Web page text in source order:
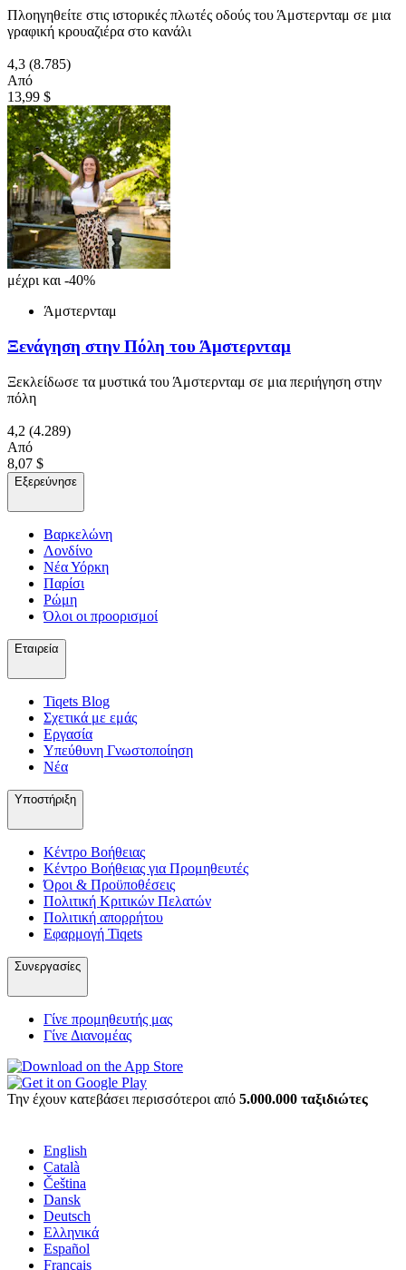
Πλοηγηθείτε στις ιστορικές πλωτές οδούς του Άμστερνταμ σε μια
γραφική κρουαζιέρα στο κανάλι
4,3 (8.785)
Από
13,99 $
μέχρι και -40%
Άμστερνταμ
Ξενάγηση στην Πόλη του Άμστερνταμ
Ξεκλείδωσε τα μυστικά του Άμστερνταμ σε μια περιήγηση στην
πόλη
4,2 (4.289)
Από
8,07 $
Εξερεύνησε
Βαρκελώνη
Λονδίνο
Νέα Υόρκη
Παρίσι
Ρώμη
Όλοι οι προορισμοί
Εταιρεία
Tiqets Βlog
Σχετικά με εμάς
Εργασία
Υπεύθυνη Γνωστοποίηση
Νέα
Υποστήριξη
Κέντρο Βοήθειας
Κέντρο Βοήθειας για Προμηθευτές
Όροι & Προϋποθέσεις
Πολιτική Κριτικών Πελατών
Πολιτική απορρήτου
Εφαρμογή Tiqets
Συνεργασίες
Γίνε προμηθευτής μας
Γίνε Διανομέας
Την έχουν κατεβάσει περισσότεροι από 5.000.000 ταξιδιώτες
English
Català
Čeština
Dansk
Deutsch
Ελληνικά
Español
Français